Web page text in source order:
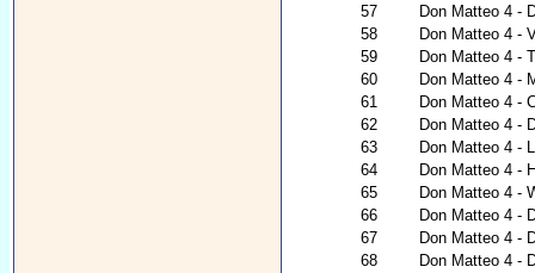
57
Don Matteo 4 -
58
Don Matteo 4 -
59
Don Matteo 4 -
60
Don Matteo 4 -
61
Don Matteo 4 -
62
Don Matteo 4 -
63
Don Matteo 4 -
64
Don Matteo 4 -
65
Don Matteo 4 -
66
Don Matteo 4 -
67
Don Matteo 4 -
68
Don Matteo 4 -